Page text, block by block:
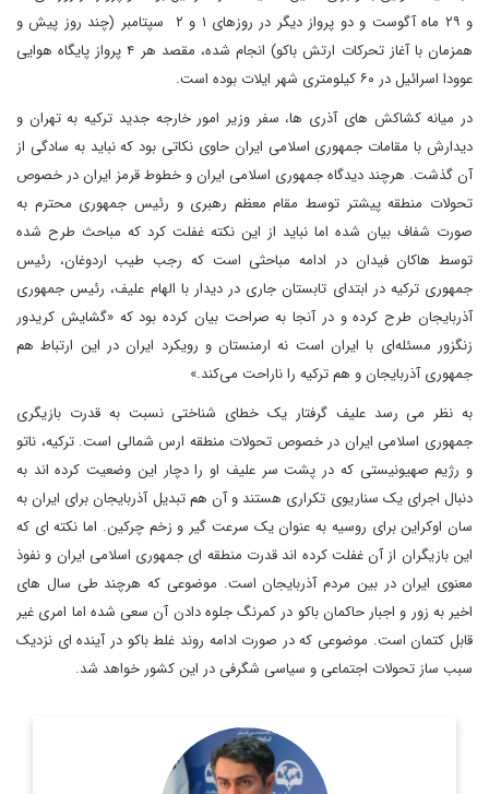
و ۲۹ ماه آگوست و دو پرواز دیگر در روزهای ۱ و ۲ سپتامبر (چند روز پیش و
همزمان با آغاز تحرکات ارتش باکو) انجام شده، مقصد هر ۴ پرواز پایگاه هوایی
عوودا اسرائیل در ۶۰ کیلومتری شهر ایلات بوده است.
در میانه کشاکش های آذری ها، سفر وزیر امور خارجه جدید ترکیه به تهران و
دیدارش با مقامات جمهوری اسلامی ایران حاوی نکاتی بود که نباید به سادگی از
آن گذشت. هرچند دیدگاه جمهوری اسلامی ایران و خطوط قرمز ایران در خصوص
تحولات منطقه پیشتر توسط مقام معظم رهبری و رئیس جمهوری محترم به
صورت شفاف بیان شده اما نباید از این نکته غفلت کرد که مباحث طرح شده
توسط هاکان فیدان در ادامه مباحثی است که رجب طیب اردوغان، رئیس
جمهوری ترکیه در ابتدای تابستان جاری در دیدار با الهام علیف، رئیس جمهوری
آذربایجان طرح کرده و در آنجا به صراحت بیان کرده بود که «گشایش کریدور
زنگزور مسئله‌ای با ایران است نه ارمنستان و رویکرد ایران در این ارتباط هم
جمهوری آذربایجان و هم ترکیه را ناراحت می‌کند.»
به نظر می رسد علیف گرفتار یک خطای شناختی نسبت به قدرت بازیگری
جمهوری اسلامی ایران در خصوص تحولات منطقه ارس شمالی است. ترکیه، ناتو
و رژیم صهیونیستی که در پشت سر علیف او را دچار این وضعیت کرده اند به
دنبال اجرای یک سناریوی تکراری هستند و آن هم تبدیل آذربایجان برای ایران به
سان اوکراین برای روسیه به عنوان یک سرعت گیر و زخم چرکین. اما نکته ای که
این بازیگران از آن غفلت کرده اند قدرت منطقه ای جمهوری اسلامی ایران و نفوذ
معنوی ایران در بین مردم آذربایجان است. موضوعی که هرچند طی سال های
اخیر به زور و اجبار حاکمان باکو در کمرنگ جلوه دادن آن سعی شده اما امری غیر
قابل کتمان است. موضوعی که در صورت ادامه روند غلط باکو در آینده ای نزدیک
سبب ساز تحولات اجتماعی و سیاسی شگرفی در این کشور خواهد شد.
دکتر عابد اکبری، کارشناس مسائل اروپا